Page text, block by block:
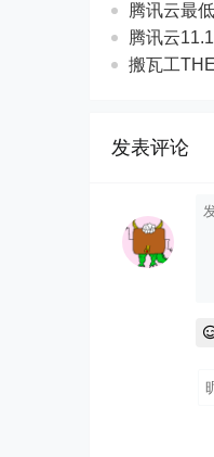
腾讯云最
腾讯云
搬瓦工
发表评论